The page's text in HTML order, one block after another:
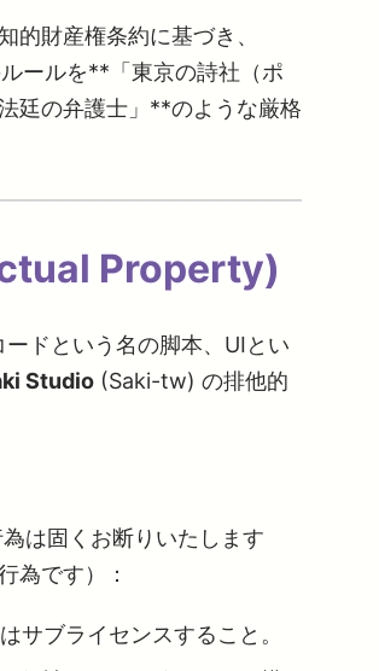
的財産権条約に基づき、
ールを**「東京の詩社（ポ
法廷の弁護士」**のような厳格
Property)
ドという名の脚本、UIとい
Studio (Saki-tw) の排他的
は固くお断りいたします
為です）：
サブライセンスすること。